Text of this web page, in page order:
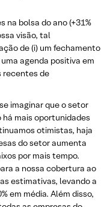
na bolsa do ano (+31%
visão, tal
de (i) um fechamento
agenda positiva em
recentes de
imaginar que o setor
há mais oportunidades
otimistas, haja
do setor aumenta
por mais tempo.
a nossa cobertura ao
estimativas, levando a
em média. Além disso,